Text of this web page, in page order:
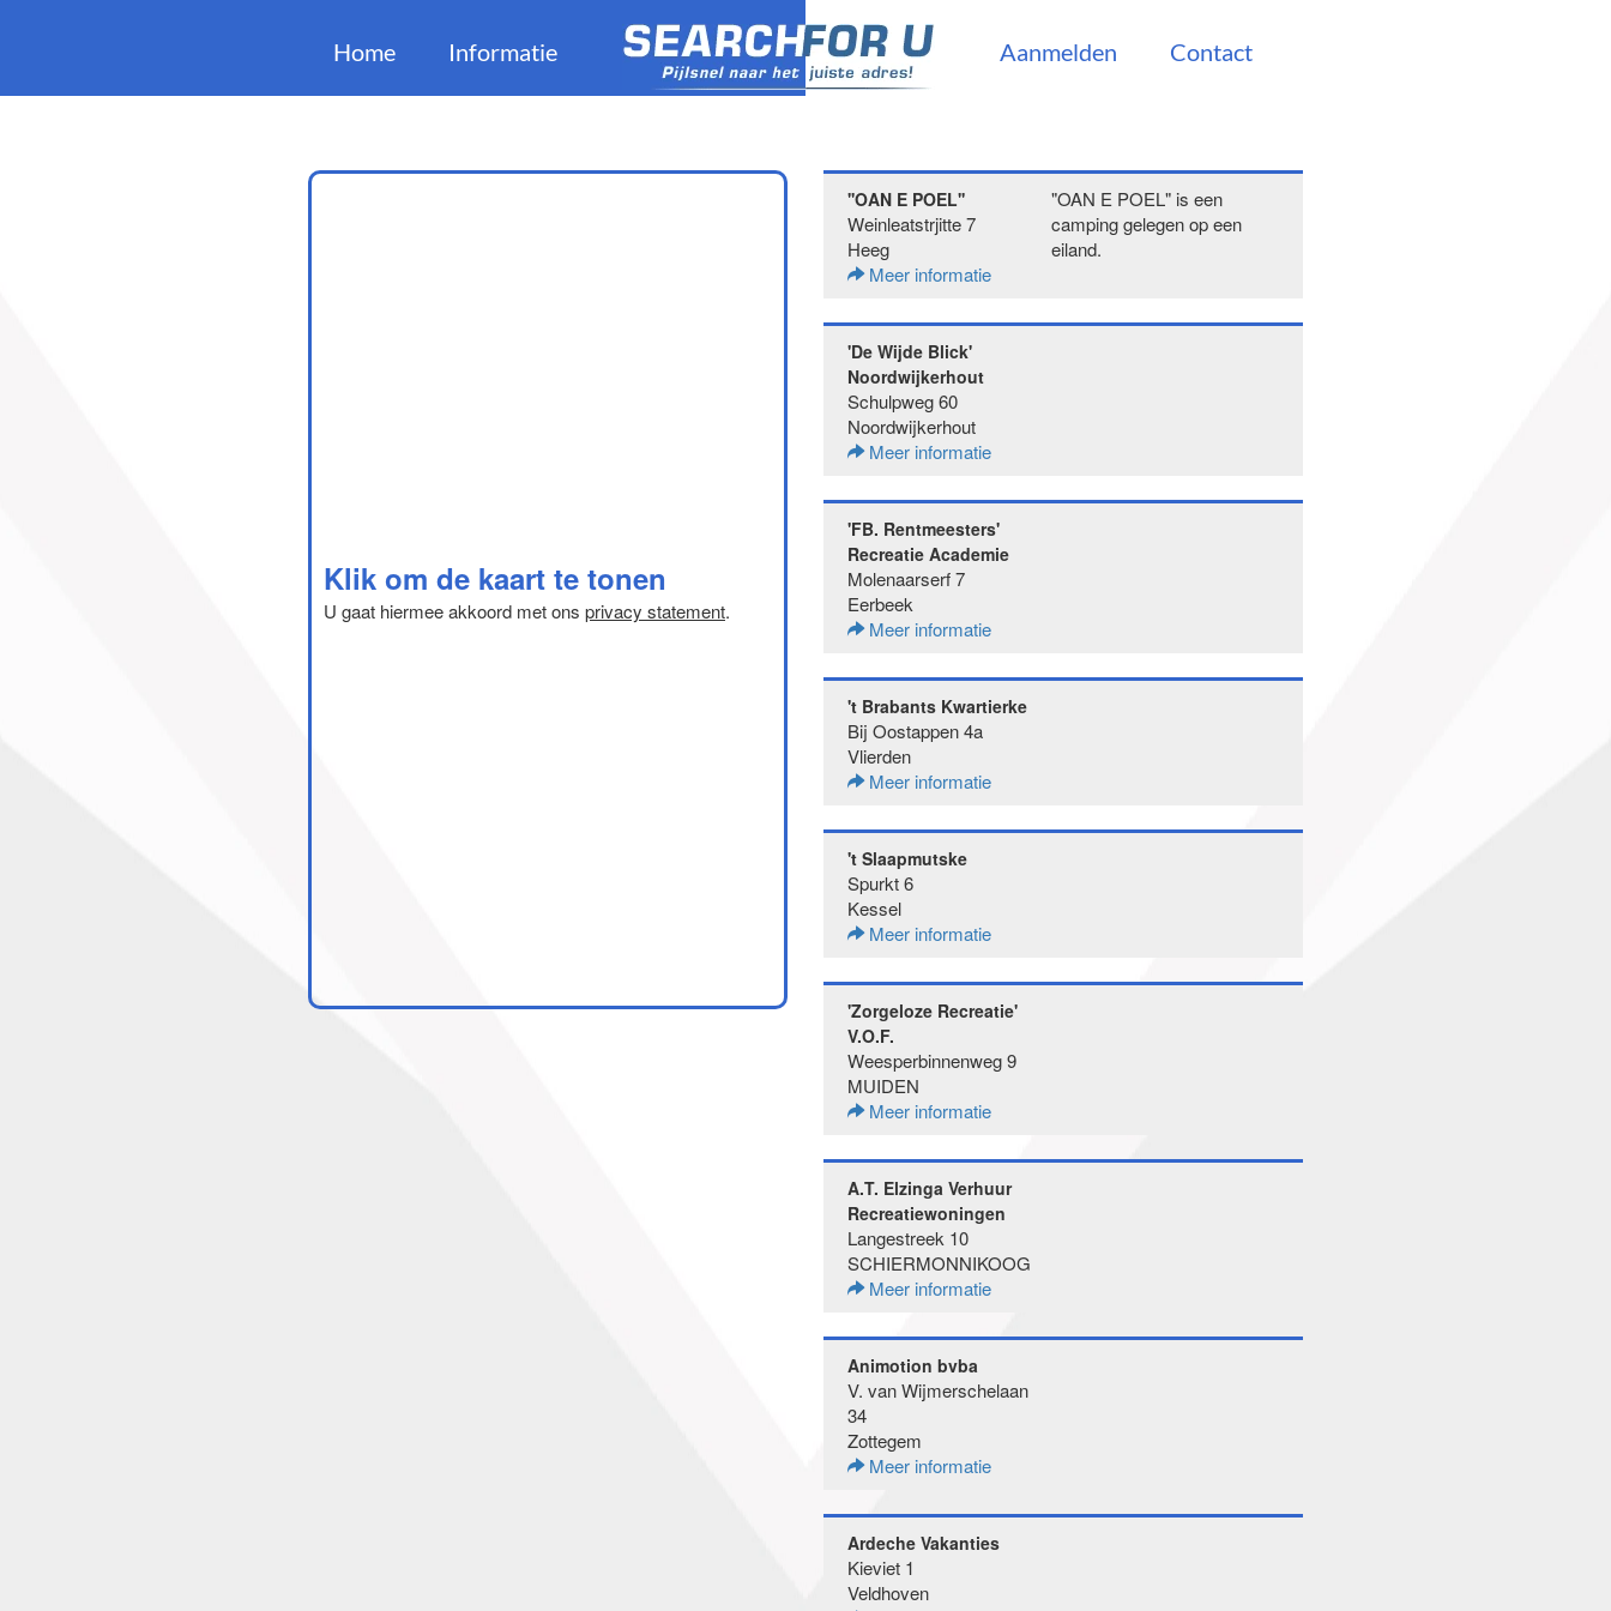
Home Informatie Aanmelden Contact
Klik om de kaart te tonen
U gaat hiermee akkoord met ons privacy statement.
"OAN E POEL" is een
camping gelegen op een
eiland.
''OAN E POEL''
Weinleatstrjitte 7
Heeg
Meer informatie
'De Wijde Blick'
Noordwijkerhout
Schulpweg 60
Noordwijkerhout
Meer informatie
'FB. Rentmeesters'
Recreatie Academie
Molenaarserf 7
Eerbeek
Meer informatie
't Brabants Kwartierke
Bij Oostappen 4a
Vlierden
Meer informatie
't Slaapmutske
Spurkt 6
Kessel
Meer informatie
'Zorgeloze Recreatie'
V.O.F.
Weesperbinnenweg 9
MUIDEN
Meer informatie
A.T. Elzinga Verhuur
Recreatiewoningen
Langestreek 10
SCHIERMONNIKOOG
Meer informatie
Animotion bvba
V. van Wijmerschelaan
34
Zottegem
Meer informatie
Ardeche Vakanties
Kieviet 1
Veldhoven